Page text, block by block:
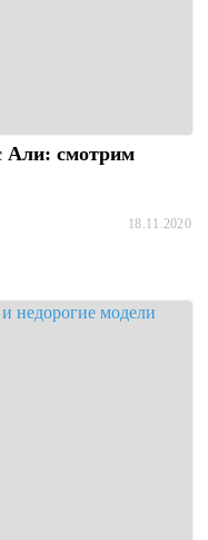
Али: смотрим
18.11.2020